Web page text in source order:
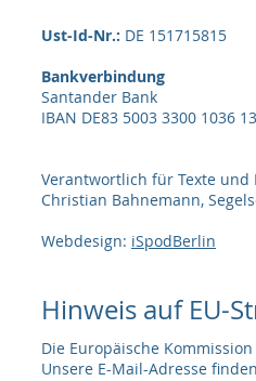
Ust-Id-Nr.: DE 151715815
Bankverbindung
Santander Bank
IBAN DE83 5003 3300 1036
Verantwortlich für Texte und
Christian Bahnemann,
Webdesign: iSpodBerlin
Hinweis auf EU-
Die Europäische
Unsere E-Mail-Adresse